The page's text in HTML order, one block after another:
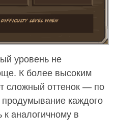
уровень не
К более высоким
сложный оттенок — по
продумывание каждого
к аналогичному в